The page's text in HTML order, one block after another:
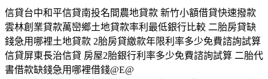
信貸台中和平信貸南投名間農地貸款 新竹小額借貸快速撥款
雲林創業貸款萬巒鄉土地貸款率利最低銀行比較 二胎房貸缺
錢急用哪裡土地貸款 2胎房貸繳款年限利率多少免費諮詢試算
信貸屏東長治信貸 房屋2胎銀行利率多少免費諮詢試算 二胎代
書借款缺錢急用哪裡借錢@E@